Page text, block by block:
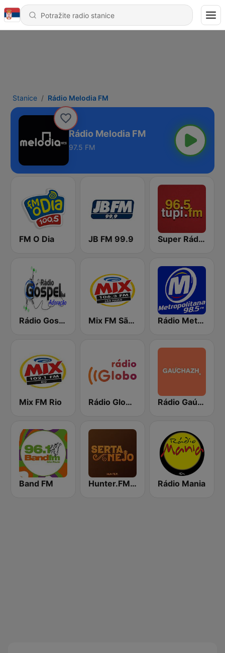
Stanice Rádio Melodia FM
Rádio Melodia FM
97.5 FM
FM O Dia JB FM 99.9 Super Rádio Tupi
Rádio Gospel Adoração Mix FM São Paulo Rádio Metropolitana 98.5 FM
Mix FM Rio Rádio Globo RJ Rádio Gaúcha ZH
Band FM Hunter.FM - Sertanejo Rádio Mania